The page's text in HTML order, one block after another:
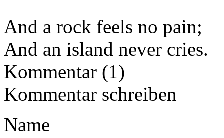
And a rock feels no pain;
And an island never cries.
Kommentar (1)
Kommentar schreiben
Name